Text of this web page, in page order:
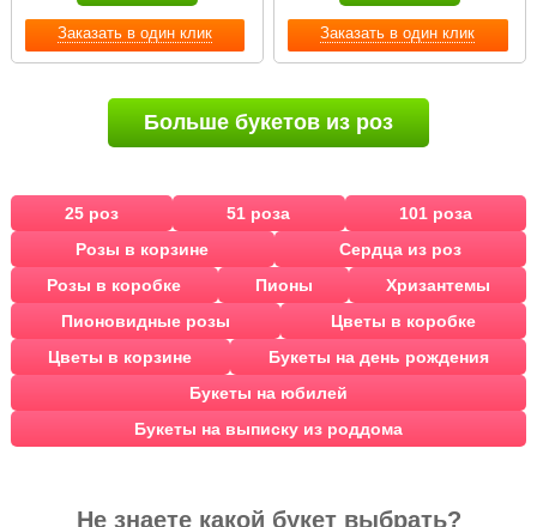
Заказать в один клик Заказать в один клик
Больше букетов из роз
25 роз 51 роза
101 роза
Розы в корзине
Сердца из роз
Розы в коробке
Пионы
Хризантемы
Пионовидные розы
Цветы в коробке
Цветы в корзине
Букеты на день рождения
Букеты на юбилей
Букеты на выписку из роддома
Не знаете какой букет выбрать?